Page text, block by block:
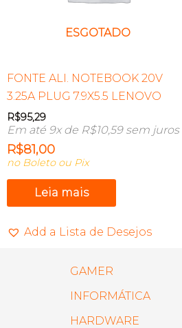
ESGOTADO
FONTE ALI. NOTEBOOK 20V
3.25A PLUG 7.9X5.5 LENOVO
R$95,29
Em até 9x de R$10,59sem juros
R$81,00
no Boleto ou Pix
Leia mais
Add a Lista de Desejos
GAMER
INFORMÁTICA
HARDWARE